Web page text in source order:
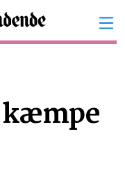
kæmpe